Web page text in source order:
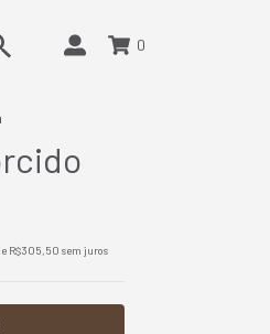
0
R$305,50 sem juros